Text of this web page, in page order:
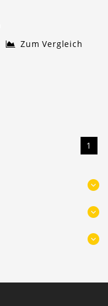
Zum Vergleich
1